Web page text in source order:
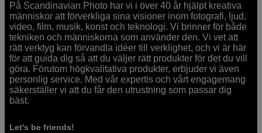
På Scandinavian Photo har vi i över 40 år hjälpt kreativa
människor att förverkliga sina visioner inom fotografi, ljud,
video, film, musik, konst och teknologi. Vi brinner för både
tekniken och människorna som använder den. Vi vet att
rätt verktyg kan förvandla idéer till verklighet, och vi är här
för att guida dig så att du väljer rätt produkter för det du vill
göra. Förutom högkvalitativa produkter, erbjuder vi även
personlig service. Med vår expertis och vårt engagemang
säkerställer vi att du får den utrustning som passar dig
bäst.
Let's be friends!